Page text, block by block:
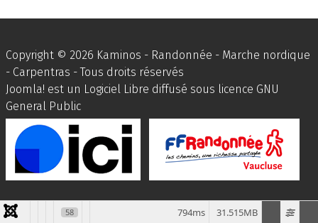
Copyright © 2026 Kaminos - Randonnée - Marche nordique
- Carpentras - Tous droits réservés
Joomla! est un Logiciel Libre diffusé sous licence GNU
General Public
58 31.515MB
794ms